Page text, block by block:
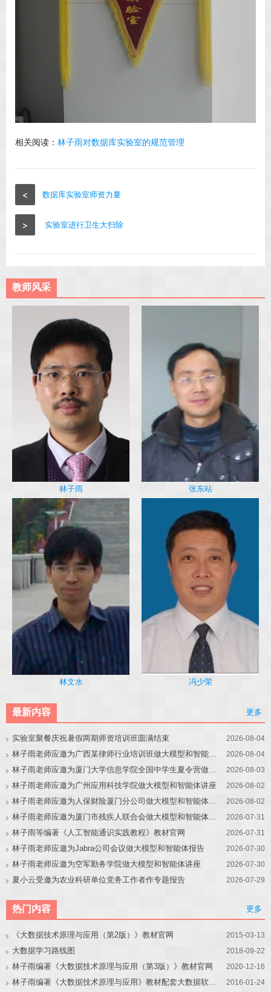
相关阅读： 林子雨对数据库实验室的规范管理
< 数据库实验室师资力量
> 实验室进行卫生大扫除
教师风采
林子雨 张东站
林文水 冯少荣
最新内容 更多
实验室聚餐庆祝暑假两期师资培训班圆满结束 2026-08-04
2026-08-04
2026-08-03
林子雨老师应邀为广州应用科技学院做大模型和智能体讲座 2026-08-02
2026-08-02
2026-07-31
林子雨等编著《人工智能通识实践教程》教材官网 2026-07-31
林子雨老师应邀为Jabra公司会议做大模型和智能体报告 2026-07-30
林子雨老师应邀为空军勤务学院做大模型和智能体讲座 2026-07-30
夏小云受邀为农业科研单位党务工作者作专题报告 2026-07-29
热门内容 更多
《大数据技术原理与应用（第2版）》教材官网 2015-03-13
大数据学习路线图 2018-09-22
林子雨编著《大数据技术原理与应用（第3版）》教材官网 2020-12-16
2016-01-24